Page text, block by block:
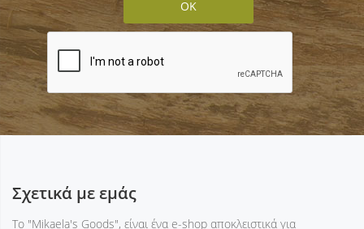
Σχετικά με εμάς
Tο "Mikaela's Goods", είναι ένα e-shop αποκλειστικά για